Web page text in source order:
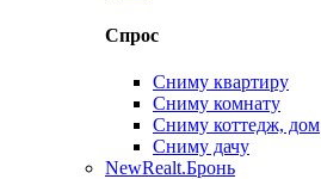
Спрос
Сниму квартиру
Сниму комнату
Сниму коттедж, дом
Сниму дачу
NewRealt.Бронь